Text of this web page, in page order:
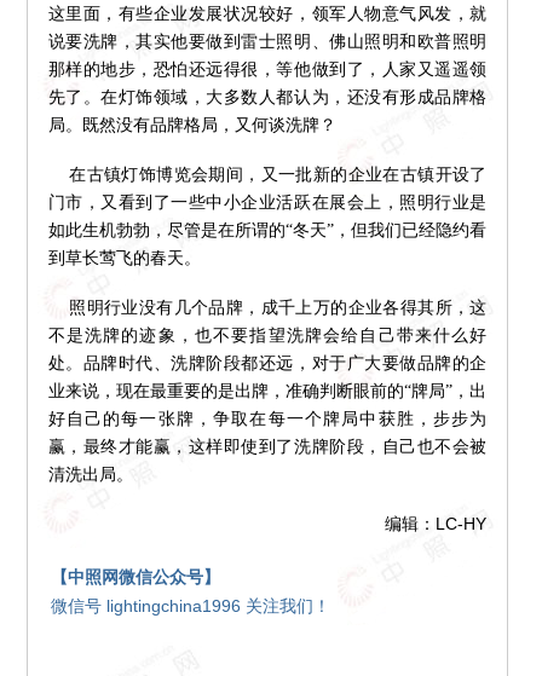
这里面，有些企业发展状况较好，领军人物意气风发，就
说要洗牌，其实他要做到雷士照明、佛山照明和欧普照明
那样的地步，恐怕还远得很，等他做到了，人家又遥遥领
先了。在灯饰领域，大多数人都认为，还没有形成品牌格
局。既然没有品牌格局，又何谈洗牌？
在古镇灯饰博览会期间，又一批新的企业在古镇开设了
门市，又看到了一些中小企业活跃在展会上，照明行业是
如此生机勃勃，尽管是在所谓的“冬天”，但我们已经隐约看
到草长莺飞的春天。
照明行业没有几个品牌，成千上万的企业各得其所，这
不是洗牌的迹象，也不要指望洗牌会给自己带来什么好
处。品牌时代、洗牌阶段都还远，对于广大要做品牌的企
业来说，现在最重要的是出牌，准确判断眼前的“牌局”，出
好自己的每一张牌，争取在每一个牌局中获胜，步步为
赢，最终才能赢，这样即使到了洗牌阶段，自己也不会被
清洗出局。
编辑：LC-HY
【中照网微信公众号】
微信号 lightingchina1996 关注我们！